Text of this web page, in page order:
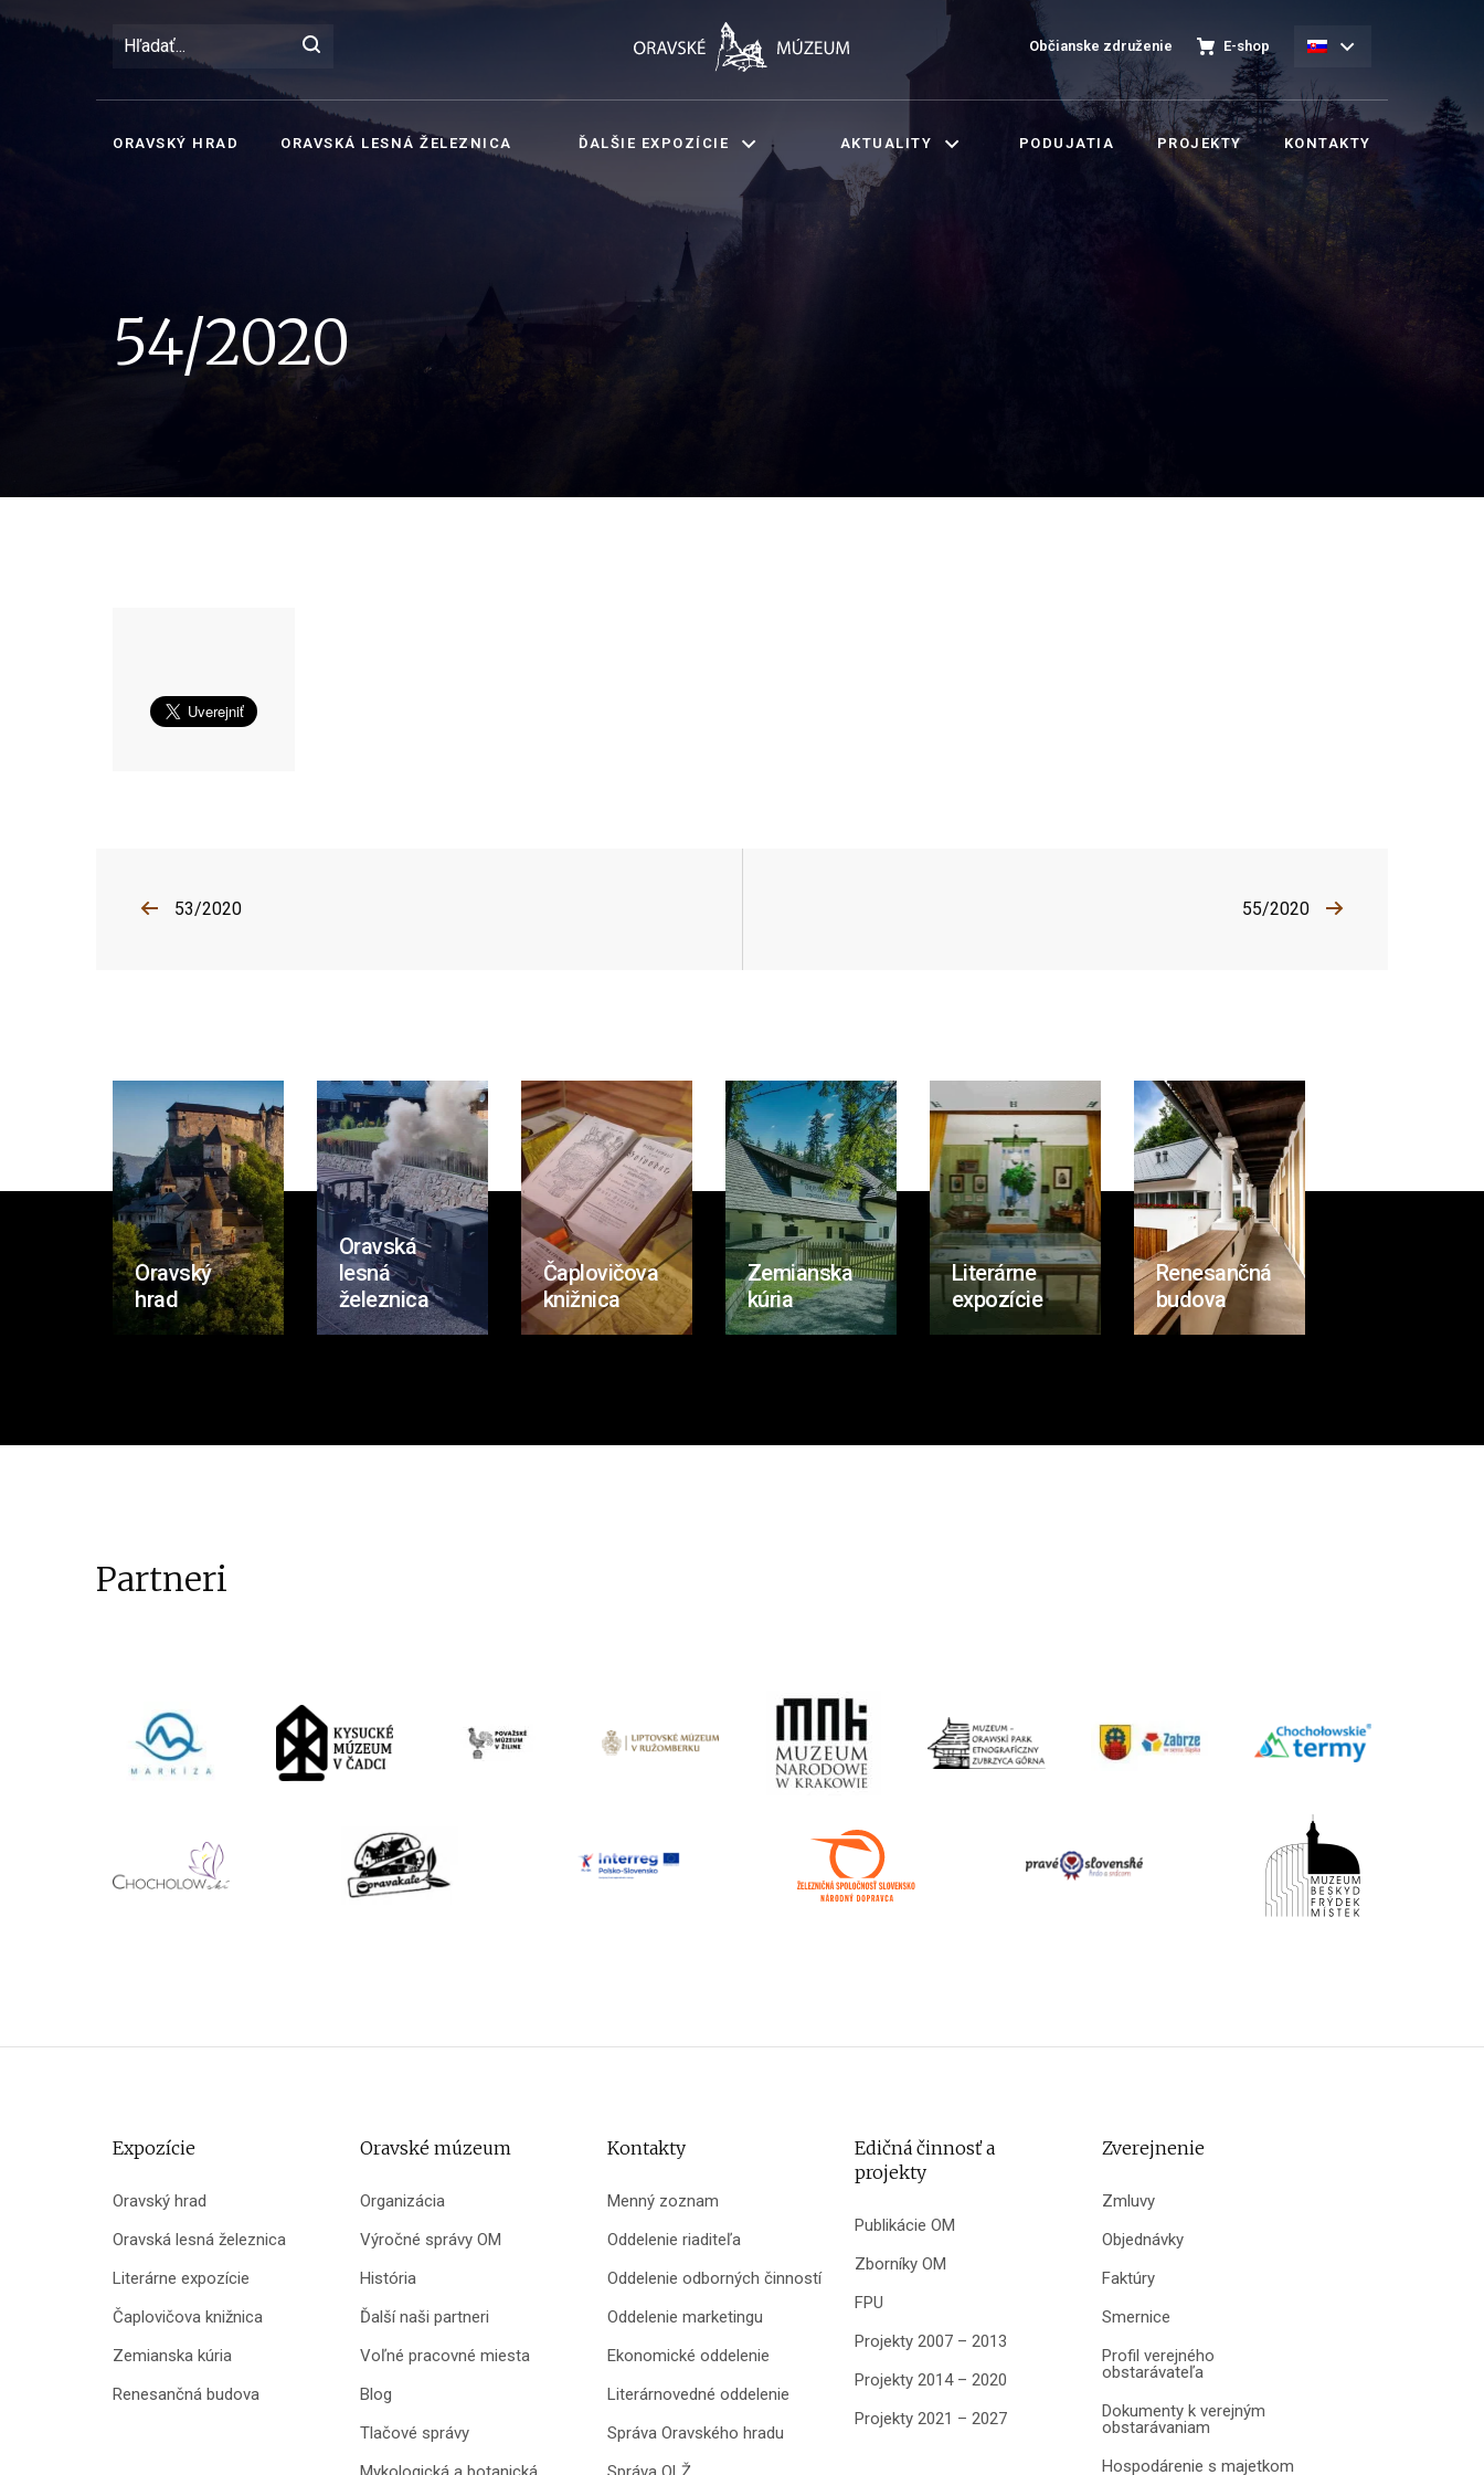
Občianske združenie E-shop
ORAVSKÝ HRAD ORAVSKÁ LESNÁ ŽELEZNICA ĎALŠIE EXPOZÍCIE AKTUALITY PODUJATIA PROJEKTY KONTAKTY
54/2020
53/2020 55/2020
Oravský
hrad
Oravská
lesná
železnica
Čaplovičova
knižnica
Zemianska
kúria
Literárne
expozície
Renesančná
budova
Partneri
Expozície
Oravský hrad
Oravská lesná železnica
Literárne expozície
Čaplovičova knižnica
Zemianska kúria
Renesančná budova
Oravské múzeum
Organizácia
Výročné správy OM
História
Ďalší naši partneri
Voľné pracovné miesta
Blog
Tlačové správy
Kontakty
Menný zoznam
Oddelenie riaditeľa
Oddelenie odborných činností
Oddelenie marketingu
Ekonomické oddelenie
Literárnovedné oddelenie
Správa Oravského hradu
Edičná činnosť a
projekty
Publikácie OM
Zborníky OM
FPU
Projekty 2007 – 2013
Projekty 2014 – 2020
Projekty 2021 – 2027
Zverejnenie
Zmluvy
Objednávky
Faktúry
Smernice
Profil verejného
obstarávateľa
Dokumenty k verejným
obstarávaniam
Hospodárenie s majetkom